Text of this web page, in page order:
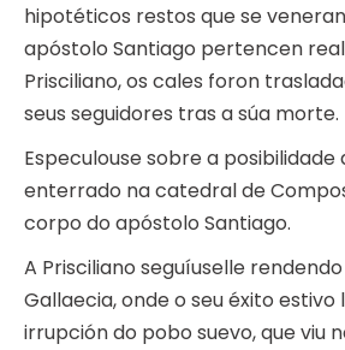
hipotéticos restos que se
apóstolo Santiago pertencen
Prisciliano, os cales foron
seus seguidores tras a súa morte.
Especulouse sobre a posibilidade
enterrado na catedral de
corpo do apóstolo Santiago.
A Prisciliano seguíuselle
Gallaecia, onde o seu éxito estivo
irrupción do pobo suevo, que viu